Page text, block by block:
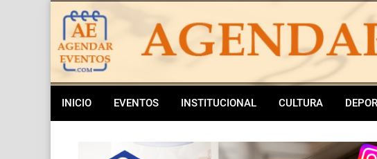
INICIO EVENTOS INSTITUCIONAL CULTURA